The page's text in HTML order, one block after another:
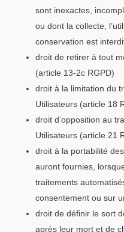
sont inexactes,
ou dont la collecte,
conservation est
droit de retirer à tout
(article 13-2c RGPD)
droit à la limitation du
Utilisateurs (article 18
droit d’opposition au
Utilisateurs (article 21
droit à la portabilité
auront fournies,
traitements
consentement ou sur
droit de définir le sort
après leur mort et de